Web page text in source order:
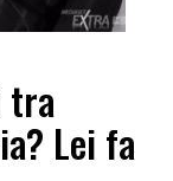
tra
Lei fa